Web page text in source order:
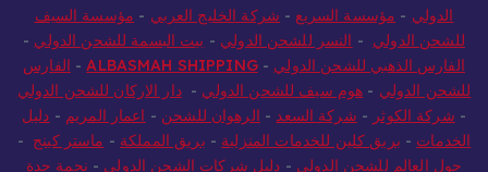
للشحن الدولي -الصقر السريع للشحن - الرهوان أكسبريس للشحن
الدولي- مؤسسة السريع-شركة الخليج العربي -مؤسسة السيف
للشحن الدولي
-النسر للشحن الدولي-بيت البسمة للشحن الدولي
الفارس الذهبي للشحن الدولي -
ALBASMAH SHIPPING
- الفارس
للشحن الدولي
-هوم سيف للشحن الدولي-دار الاركان للشحن الدولي
-شركة الكوثر -شركة السعد - الرهوان للشحن اعمار المريم - دليل
الخدمات- بريق كلين للخدمات المنزلية-بريق المملكة - ماستر كينج -